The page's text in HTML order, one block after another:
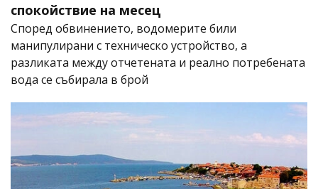
спокойствие на месец
Според обвинението, водомерите били
манипулирани с техническо устройство, а
разликата между отчетената и реално потребената
вода се събирала в брой